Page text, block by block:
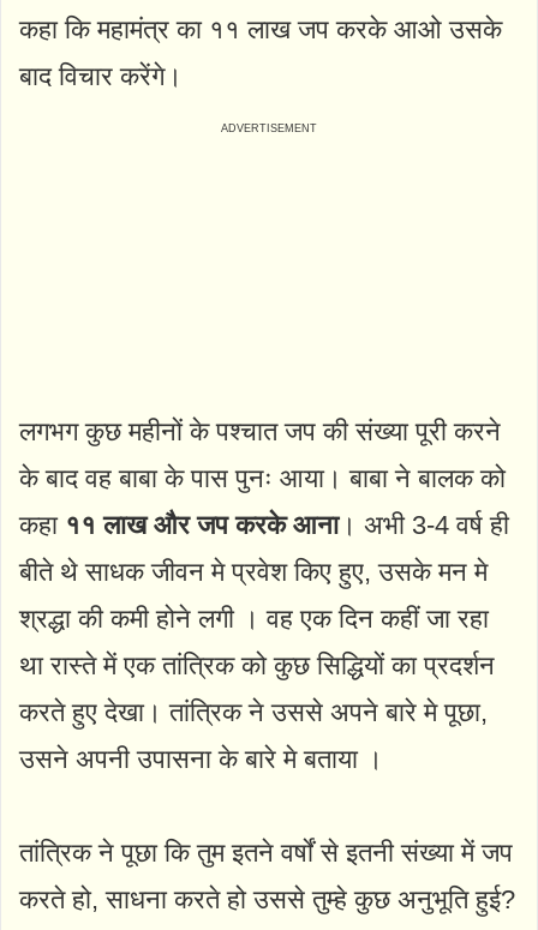
कहा कि महामंत्र का ११ लाख जप करके आओ उसके
बाद विचार करेंगे।
लगभग कुछ महीनों के पश्चात जप की संख्या पूरी करने
के बाद वह बाबा के पास पुनः आया। बाबा ने बालक को
कहा ११ लाख और जप करके आना। अभी 3-4 वर्ष ही
बीते थे साधक जीवन मे प्रवेश किए हुए, उसके मन मे
श्रद्धा की कमी होने लगी । वह एक दिन कहीं जा रहा
था रास्ते में एक तांत्रिक को कुछ सिद्धियों का प्रदर्शन
करते हुए देखा। तांत्रिक ने उससे अपने बारे मे पूछा,
उसने अपनी उपासना के बारे मे बताया ।
तांत्रिक ने पूछा कि तुम इतने वर्षों से इतनी संख्या में जप
करते हो, साधना करते हो उससे तुम्हे कुछ अनुभूति हुई?